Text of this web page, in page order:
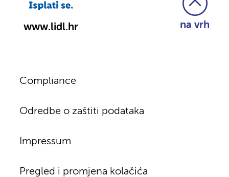
www.lidl.hr na vrh
Pregled i promjena kolačića
Impressum
Odredbe o zaštiti podataka
Compliance